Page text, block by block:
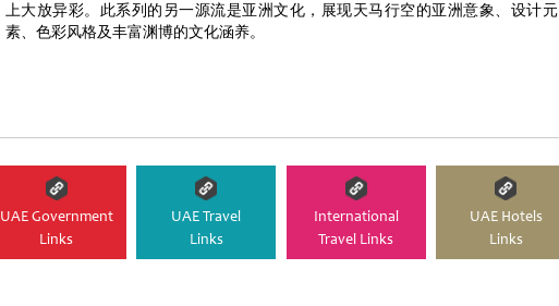
上大放异彩。此系列的另一源流是亚洲文化，展现天马行空的亚洲意象、设计元
素、色彩风格及丰富渊博的文化涵养。
UAE Government
Links
UAE Travel
Links
International
Travel Links
UAE Hotels
Links